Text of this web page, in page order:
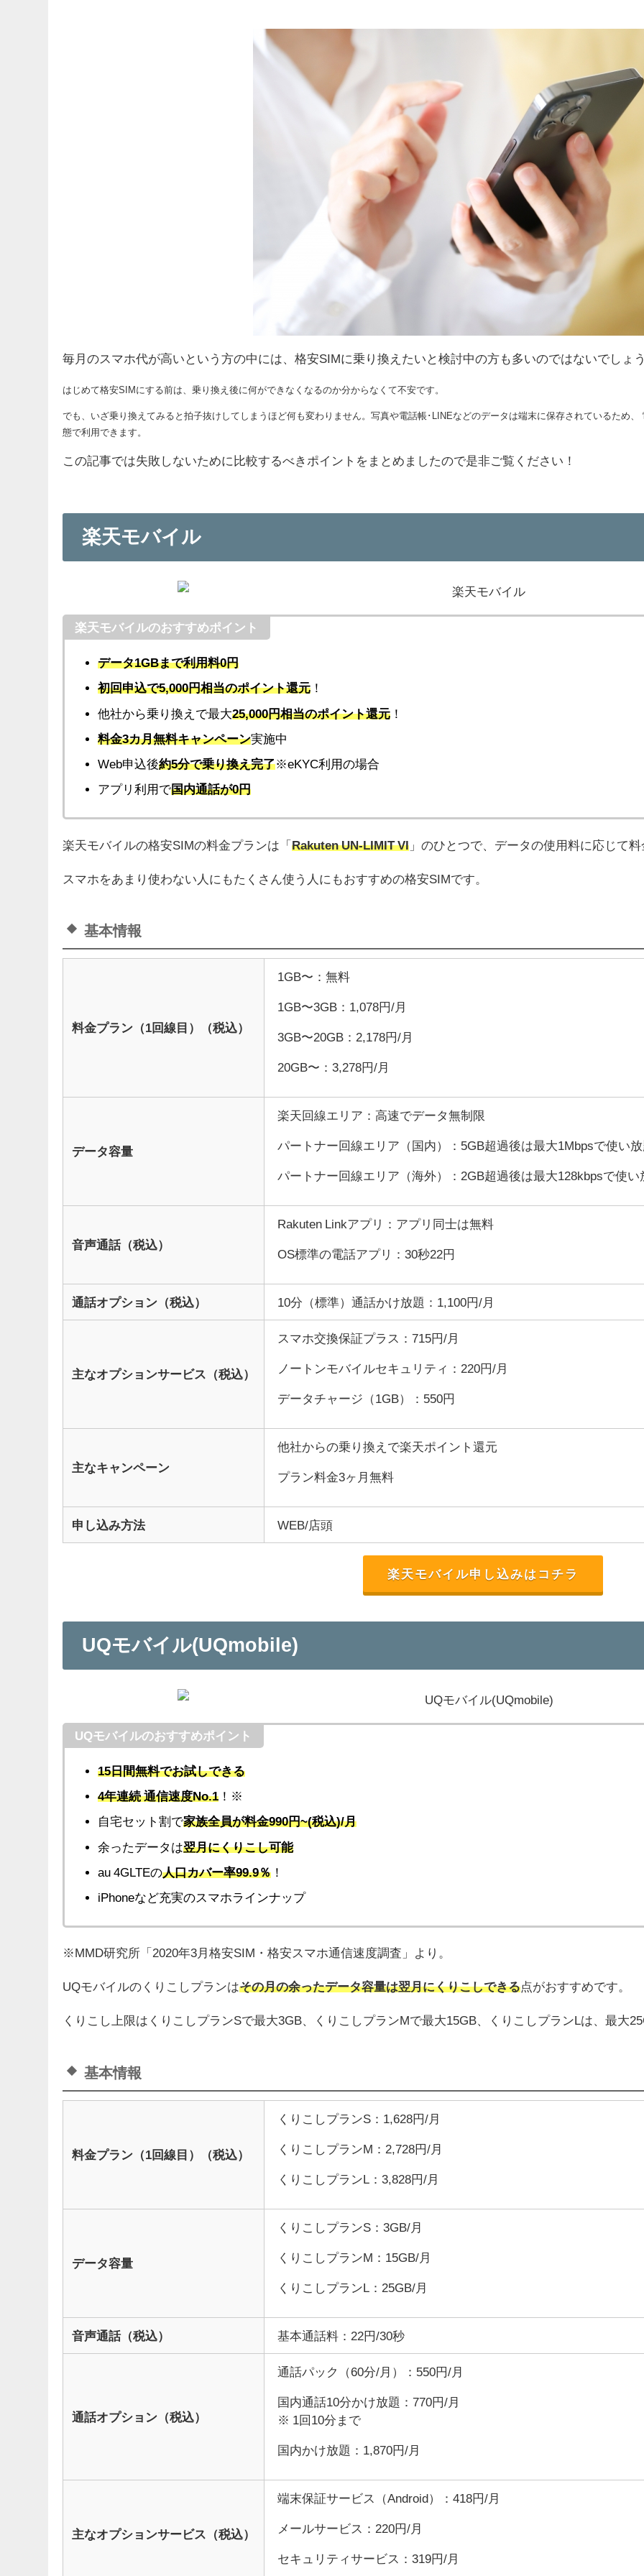
毎月のスマホ代が高いという方の中には、格安SIMに乗り換えたいと検討中の方も多いのではないでしょ
はじめて格安SIMにする前は、乗り換え後に何ができなくなるのか分からなくて不安です。
でも、いざ乗り換えてみると拍子抜けしてしまうほど何も変わりません。写真や電話帳･LINEなどのデータは端末に保存されているため
態で利用できます。
この記事では失敗しないために 比較するべきポイントをまとめましたので是非ご覧ください！
楽天モバイル
楽天モバイルのおすすめポイント
データ1GBまで利用料0円
初回申込で5,000円相当のポイント還元 ！
他社から乗り換えで最大25,000円相当のポイント還元 ！
料金3カ月無料キャンペーン実施中
Web申込後約5分で乗り換え完了※eKYC利用の場合
アプリ利用で国内通話が0円
楽天モバイルの格安SIMの料金プランは「Rakuten UN-LIMIT VI 」のひとつで、データの使用料に応じて
スマホをあまり使わない人にもたくさん使う人にもおすすめの格安SIMです。
基本情報
料金プラン（1回線目）（税込）
1GB〜：無料
1GB〜3GB：1,078円/月
3GB〜20GB：2,178円/月
20GB〜：3,278円/月
データ容量
楽天回線エリア：高速でデータ無制限
パートナー回線エリア（国内）：5GB超過後は最大1Mbpsで使い
パートナー回線エリア（海外）：2GB超過後は最大128kbpsで使い
音声通話（税込）
Rakuten Linkアプリ：アプリ同士は無料
OS標準の電話アプリ：30秒22円
通話オプション（税込） 10分（標準）通話かけ放題：1,100円/月
主なオプションサービス（税込）
スマホ交換保証プラス：715円/月
ノートンモバイルセキュリティ：220円/月
データチャージ（1GB）：550円
主なキャンペーン
他社からの乗り換えで楽天ポイント還元
プラン料金3ヶ月無料
申し込み方法 WEB/店頭
楽天モバイル申し込みはコチラ
UQモバイル(UQmobile)
UQモバイルのおすすめポイント
15日間無料でお試しできる
4年連続 通信速度No.1 ！ ※
自宅セット割で家族全員が料金990円~(税込)/月
余ったデータは翌月にくりこし可能
au 4GLTEの人口カバー率99.9％ ！
iPhoneなど充実のスマホラインナップ
※MMD研究所「2020年3月格安SIM・格安スマホ通信速度調査」より。
UQモバイルのくりこしプランはその月の余ったデータ容量は翌月にくりこしできる点がおすすめです。
くりこし上限はくりこしプランSで最大3GB、くりこしプランMで最大15GB、くりこしプランLは、最大
基本情報
料金プラン（1回線目）（税込）
くりこしプランS：1,628円/月
くりこしプランM：2,728円/月
くりこしプランL：3,828円/月
データ容量
くりこしプランS：3GB/月
くりこしプランM：15GB/月
くりこしプランL：25GB/月
音声通話（税込） 基本通話料：22円/30秒
通話オプション（税込）
通話パック（60分/月）：550円/月
国内通話10分かけ放題：770円/月
※ 1回10分まで
国内かけ放題：1,870円/月
主なオプションサービス（税込）
端末保証サービス（Android）：418円/月
メールサービス：220円/月
セキュリティサービス：319円/月